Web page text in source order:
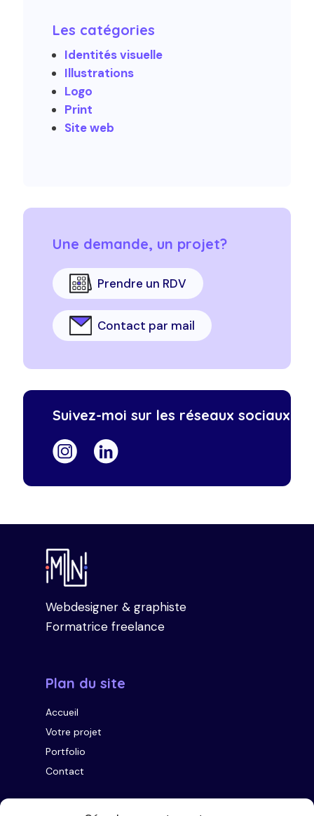
Les catégories
Identités visuelle
Illustrations
Logo
Print
Site web
Une demande, un projet?
Prendre un RDV
Contact par mail
Suivez-moi sur les réseaux sociaux
Webdesigner & graphiste
Formatrice freelance
Plan du site
Accueil
Votre projet
Portfolio
Contact